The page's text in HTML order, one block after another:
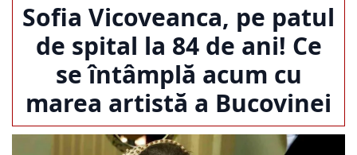
Sofia Vicoveanca, pe patul
de spital la 84 de ani! Ce
se întâmplă acum cu
marea artistă a Bucovinei